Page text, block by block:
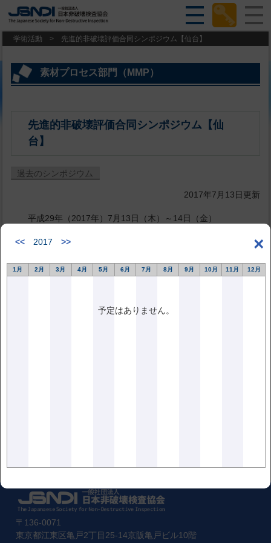
学術活動 > 先進的非破壊評価合同シンポジウム【仙台】
×
<< 2017 >>
1月 2月 3月 4月 5月 6月 7月 8月 9月 10月 11月 12月
予定はありません。
素材プロセス部門（MMP）
先進的非破壊評価合同シンポジウム【仙
台】
過去のシンポジウム
2017年7月13日更新
平成29年（2017年）7月13日（木）～14日（金）
〒136-0071
東京都江東区亀戸2丁目25-14京阪亀戸ビル10階